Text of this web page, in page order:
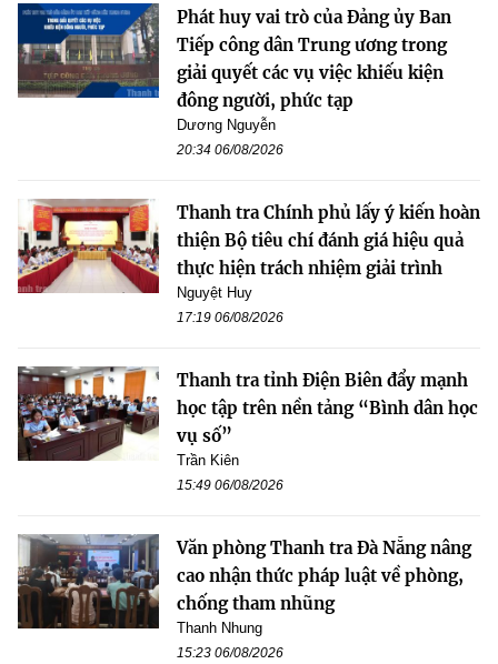
Phát huy vai trò của Đảng ủy Ban
Tiếp công dân Trung ương trong
giải quyết các vụ việc khiếu kiện
đông người, phức tạp
Dương Nguyễn
20:34 06/08/2026
Thanh tra Chính phủ lấy ý kiến hoàn
thiện Bộ tiêu chí đánh giá hiệu quả
thực hiện trách nhiệm giải trình
Nguyệt Huy
17:19 06/08/2026
Thanh tra tỉnh Điện Biên đẩy mạnh
học tập trên nền tảng “Bình dân học
vụ số”
Trần Kiên
15:49 06/08/2026
Văn phòng Thanh tra Đà Nẵng nâng
cao nhận thức pháp luật về phòng,
chống tham nhũng
Thanh Nhung
15:23 06/08/2026